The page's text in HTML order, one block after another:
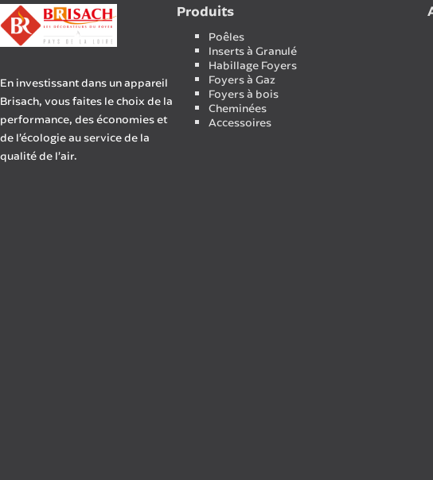
En investissant dans un appareil
Brisach, vous faites le choix de la
performance, des économies et
de l’écologie au service de la
qualité de l’air.
Produits
Poêles
Inserts à Granulé
Habillage Foyers
Foyers à Gaz
Foyers à bois
Cheminées
Accessoires